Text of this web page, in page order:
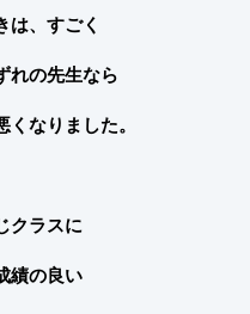
は、すごく
れの先生なら
くなりました。
クラスに
績の良い